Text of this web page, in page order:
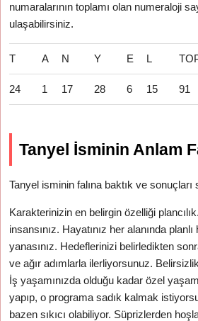
numaralarının toplamı olan numeraloji
ulaşabilirsiniz.
T A N Y E L
24 1 17 28 6 15 91
Tanyel İsminin Anlam
Tanyel isminin falına baktık ve
Karakterinizin en belirgin özelliği
insansınız. Hayatınız her alanında
yanasınız. Hedeflerinizi belirledikten
ve ağır adımlarla ilerliyorsunuz.
İş yaşamınızda olduğu kadar özel
yapıp, o programa sadık kalmak
bazen sıkıcı olabiliyor. Süprizlerden